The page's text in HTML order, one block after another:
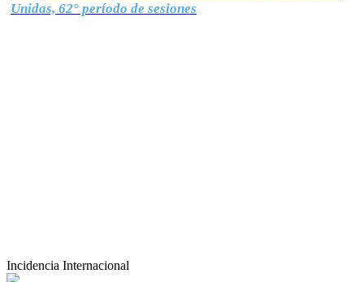
Unidas, 62° período de sesiones
Incidencia Internacional